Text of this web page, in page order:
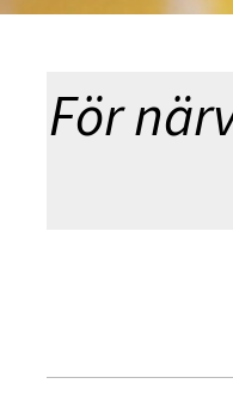
För